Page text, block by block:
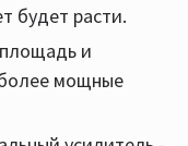
будет расти.
и
мощные